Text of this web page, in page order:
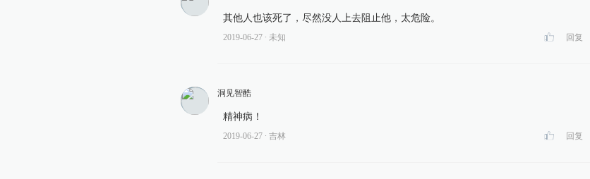
其他人也该死了，尽然没人上去阻止他，太危险。
2019-06-27 ∙ 未知 回复
洞见智酷
精神病！
2019-06-27 ∙ 吉林 回复